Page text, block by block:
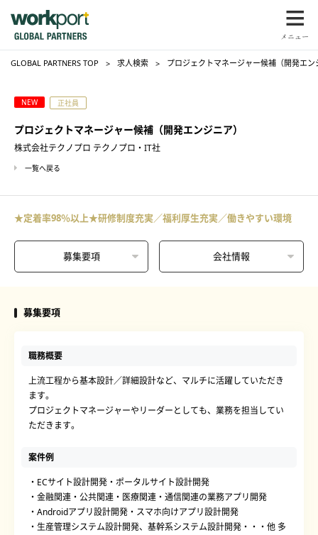
GLOBAL PARTNERS TOP 求人検索 プロジェクトマネージャー候補（開発エ
NEW 正社員
プロジェクトマネージャー候補（開発エンジニア）
株式会社テクノプロ テクノプロ・IT社
一覧へ戻る
★定着率98％以上★研修制度充実／福利厚生充実／働きやすい環境
募集要項 会社情報
募集要項
職務概要
上流工程から基本設計／詳細設計など、マルチに活躍していただき
ます。
プロジェクトマネージャーやリーダーとしても、業務を担当してい
ただきます。
案件例
・ECサイト設計開発・ポータルサイト設計開発
・金融関連・公共関連・医療関連・通信関連の業務アプリ開発
・Androidアプリ設計開発・スマホ向けアプリ設計開発
・生産管理システム設計開発、基幹系システム設計開発・・・他 多